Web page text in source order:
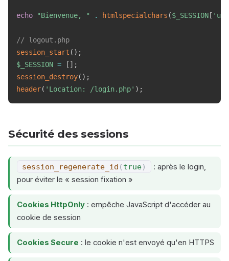
echo "Bienvenue, " . htmlspecialchars ($_SESSION [
// logout.php
session_start ( ) ;
$_SESSION = [ ] ;
session_destroy( ) ;
header( 'Location: /login.php' ) ;
Sécurité des sessions
session_regenerate_id ( true)
: après le login,
pour éviter le « session fixation »
Cookies HttpOnly : empêche JavaScript d'accéder au
cookie de session
Cookies Secure : le cookie n'est envoyé qu'en HTTPS